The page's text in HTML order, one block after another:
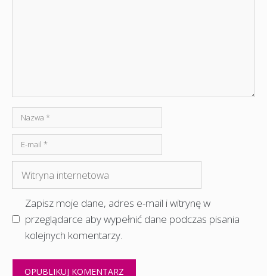
Nazwa
mail
Witryna
internetowa
Zapisz moje dane, adres e-mail i witrynę w
przeglądarce aby wypełnić dane podczas pisania
kolejnych komentarzy.